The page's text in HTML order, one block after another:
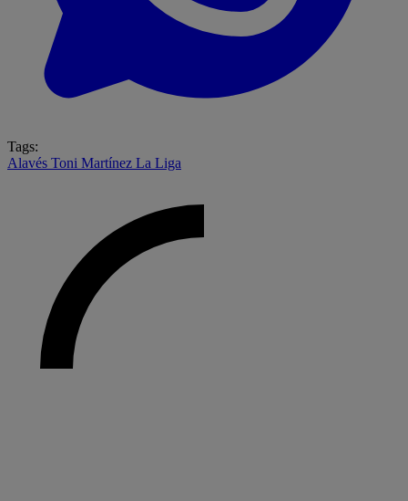
Tags:
Alavés Toni Martínez La Liga